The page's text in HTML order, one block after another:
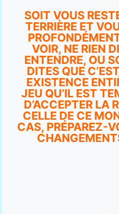
SOIT VOUS
TERRIÈRE ET
VOIR, NE RIEN
ENTENDRE, OU
DITES QUE
EXISTENCE
JEU QU’IL EST
D’ACCEPTER LA
CELLE DE CE
CAS, PRÉPAREZ-